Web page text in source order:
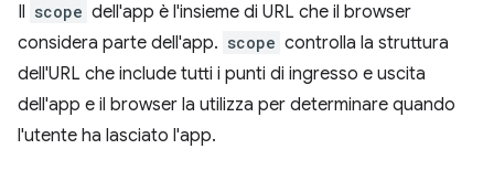
Il scope dell'app è l'insieme di URL che il browser
considera parte dell'app. scope controlla la struttura
dell'URL che include tutti i punti di ingresso e uscita
dell'app e il browser la utilizza per determinare quando
l'utente ha lasciato l'app.